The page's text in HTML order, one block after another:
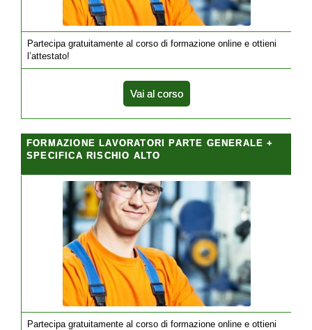
Partecipa gratuitamente al corso di formazione online e ottieni
l’attestato!
Vai al corso
FORMAZIONE LAVORATORI PARTE GENERALE +
SPECIFICA RISCHIO ALTO
Partecipa gratuitamente al corso di formazione online e ottieni